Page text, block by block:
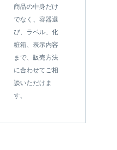
商品の中身だけ
でなく、容器選
び、ラベル、化
粧箱、表示内容
まで、販売方法
に合わせてご相
談いただけま
す。